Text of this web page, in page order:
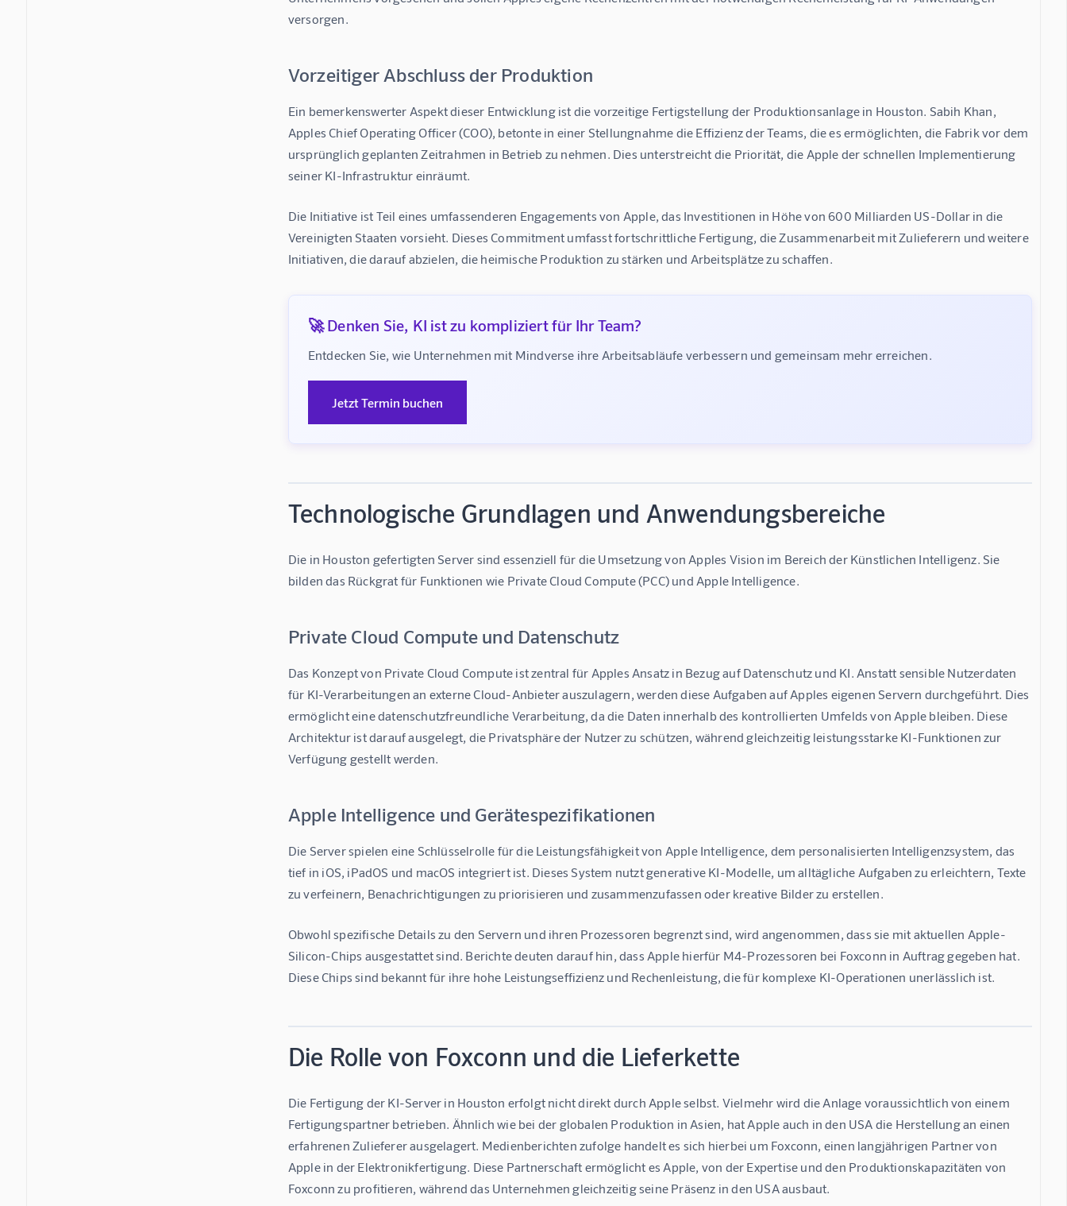
versorgen.
Vorzeitiger Abschluss der Produktion
Ein bemerkenswerter Aspekt dieser Entwicklung ist die vorzeitige Fertigstellung der Produktionsanlage in Houston. Sabih Khan,
Apples Chief Operating Officer (COO), betonte in einer Stellungnahme die Effizienz der Teams, die es ermöglichten, die Fabrik vor dem
ursprünglich geplanten Zeitrahmen in Betrieb zu nehmen. Dies unterstreicht die Priorität, die Apple der schnellen Implementierung
seiner KI-Infrastruktur einräumt.
Die Initiative ist Teil eines umfassenderen Engagements von Apple, das Investitionen in Höhe von 600 Milliarden US-Dollar in die
Vereinigten Staaten vorsieht. Dieses Commitment umfasst fortschrittliche Fertigung, die Zusammenarbeit mit Zulieferern und weitere
Initiativen, die darauf abzielen, die heimische Produktion zu stärken und Arbeitsplätze zu schaffen.
🚀 Denken Sie, KI ist zu kompliziert für Ihr Team?
Entdecken Sie, wie Unternehmen mit Mindverse ihre Arbeitsabläufe verbessern und gemeinsam mehr erreichen.
Jetzt Termin buchen
Technologische Grundlagen und Anwendungsbereiche
Die in Houston gefertigten Server sind essenziell für die Umsetzung von Apples Vision im Bereich der Künstlichen Intelligenz. Sie
bilden das Rückgrat für Funktionen wie Private Cloud Compute (PCC) und Apple Intelligence.
Private Cloud Compute und Datenschutz
Das Konzept von Private Cloud Compute ist zentral für Apples Ansatz in Bezug auf Datenschutz und KI. Anstatt sensible Nutzerdaten
für KI-Verarbeitungen an externe Cloud-Anbieter auszulagern, werden diese Aufgaben auf Apples eigenen Servern durchgeführt. Dies
ermöglicht eine datenschutzfreundliche Verarbeitung, da die Daten innerhalb des kontrollierten Umfelds von Apple bleiben. Diese
Architektur ist darauf ausgelegt, die Privatsphäre der Nutzer zu schützen, während gleichzeitig leistungsstarke KI-Funktionen zur
Verfügung gestellt werden.
Apple Intelligence und Gerätespezifikationen
Die Server spielen eine Schlüsselrolle für die Leistungsfähigkeit von Apple Intelligence, dem personalisierten Intelligenzsystem, das
tief in iOS, iPadOS und macOS integriert ist. Dieses System nutzt generative KI-Modelle, um alltägliche Aufgaben zu erleichtern, Texte
zu verfeinern, Benachrichtigungen zu priorisieren und zusammenzufassen oder kreative Bilder zu erstellen.
Obwohl spezifische Details zu den Servern und ihren Prozessoren begrenzt sind, wird angenommen, dass sie mit aktuellen Apple-
Silicon-Chips ausgestattet sind. Berichte deuten darauf hin, dass Apple hierfür M4-Prozessoren bei Foxconn in Auftrag gegeben hat.
Diese Chips sind bekannt für ihre hohe Leistungseffizienz und Rechenleistung, die für komplexe KI-Operationen unerlässlich ist.
Die Rolle von Foxconn und die Lieferkette
Die Fertigung der KI-Server in Houston erfolgt nicht direkt durch Apple selbst. Vielmehr wird die Anlage voraussichtlich von einem
Fertigungspartner betrieben. Ähnlich wie bei der globalen Produktion in Asien, hat Apple auch in den USA die Herstellung an einen
erfahrenen Zulieferer ausgelagert. Medienberichten zufolge handelt es sich hierbei um Foxconn, einen langjährigen Partner von
Apple in der Elektronikfertigung. Diese Partnerschaft ermöglicht es Apple, von der Expertise und den Produktionskapazitäten von
Foxconn zu profitieren, während das Unternehmen gleichzeitig seine Präsenz in den USA ausbaut.